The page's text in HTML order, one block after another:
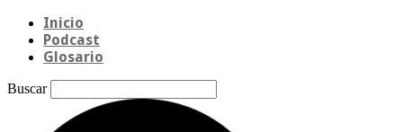
Inicio
Podcast
Glosario
Buscar